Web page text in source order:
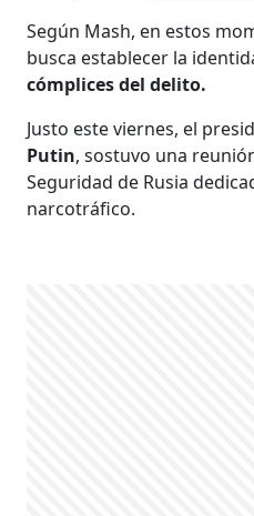
Según Mash, en estos
busca establecer la
cómplices del delito.
Justo este viernes, el
Putin, sostuvo una
Seguridad de Rusia
narcotráfico.